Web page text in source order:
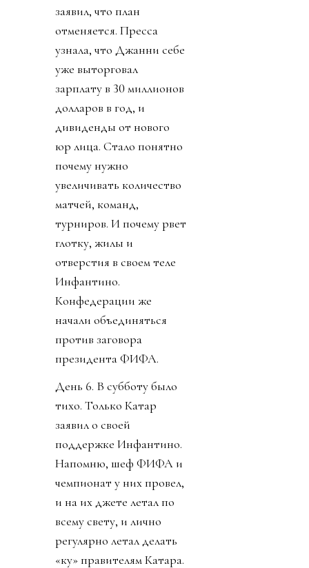
заявил, что план
отменяется. Пресса
узнала, что Джанни себе
уже выторговал
зарплату в 30 миллионов
долларов в год, и
дивиденды от нового
юр лица. Стало понятно
почему нужно
увеличивать количество
матчей, команд,
турниров. И почему рвет
глотку, жилы и
отверстия в своем теле
Инфантино.
Конфедерации же
начали объединяться
против заговора
президента ФИФА.
День 6. В субботу было
тихо. Только Катар
заявил о своей
поддержке Инфантино.
Напомню, шеф ФИФА и
чемпионат у них провел,
и на их джете летал по
всему свету, и лично
регулярно летал делать
«ку» правителям Катара.